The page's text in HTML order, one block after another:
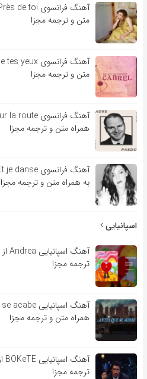
متن و ترجمه مجزا
متن و ترجمه مجزا
همراه متن و ترجمه مجزا
به همراه متن و ترجمه مجزا
اسپانیایی
ترجمه مجزا
همراه متن و ترجمه مجزا
ترجمه مجزا